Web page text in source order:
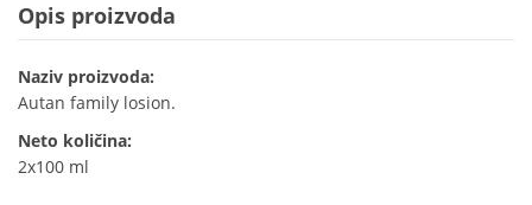
Opis proizvoda
Naziv proizvoda:
Autan family losion.
Neto količina:
2x100 ml